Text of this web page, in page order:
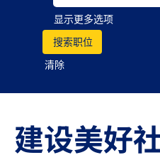
显示更多选项
清除
建设美好